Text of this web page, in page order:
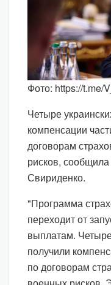
Фото: https://t.me/
Четыре
компенсации
договорам
рисков,
Свириденко.
"Программа
переходит от
выплатам.
получили
по договорам